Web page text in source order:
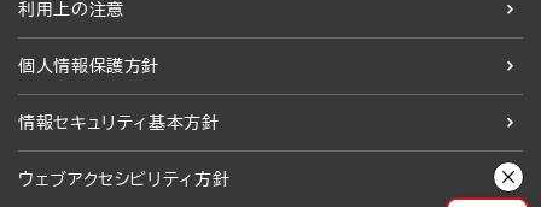
利用上の注意
個人情報保護方針
情報セキュリティ基本方針
ウェブアクセシビリティ方針